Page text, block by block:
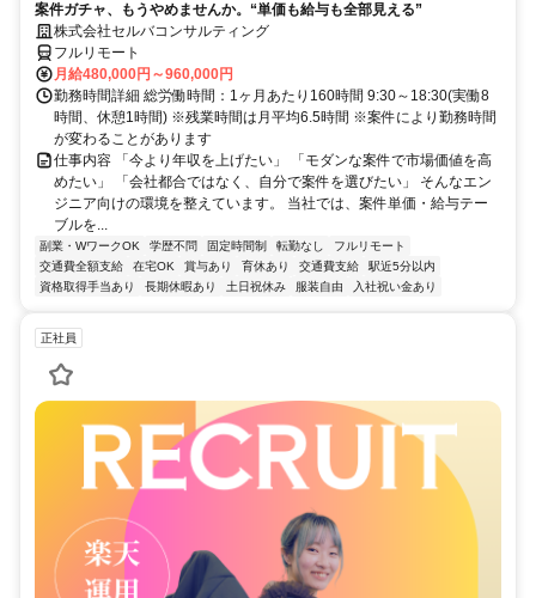
案件ガチャ、もうやめませんか。“単価も給与も全部見える”
株式会社セルバコンサルティング
フルリモート
月給480,000円～960,000円
勤務時間詳細 総労働時間：1ヶ月あたり160時間 9:30～18:30(実働8
時間、休憩1時間) ※残業時間は月平均6.5時間 ※案件により勤務時間
が変わることがあります
仕事内容 「今より年収を上げたい」 「モダンな案件で市場価値を高
めたい」 「会社都合ではなく、自分で案件を選びたい」 そんなエン
ジニア向けの環境を整えています。 当社では、案件単価・給与テー
ブルを...
副業・WワークOK 学歴不問 固定時間制 転勤なし
フルリモート
交通費全額支給
在宅OK 賞与あり 育休あり 交通費支給
駅近5分以内
資格取得手当あり
長期休暇あり 土日祝休み 服装自由 入社祝い金あり
正社員